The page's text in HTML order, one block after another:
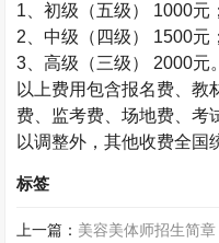
1 、初级（五级） 1000元；
2 、中级（四级） 1500元；
3 、高级（三级） 2000元。
以上费用包含报名费、教
费、监考费、场地费、考
以调整外，其他收费全国
标签
上一篇： 美容美体师招生简章